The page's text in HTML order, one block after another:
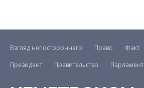
Взгляд непостороннего Право
Факт
Президент
Правительство Парламент